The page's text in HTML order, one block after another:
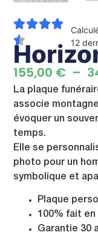
12
155,00 € –
La plaque
associe
évoquer un
temps.
Elle se
photo pour un
symbolique et
Plaque
100% fait en
Garantie 30